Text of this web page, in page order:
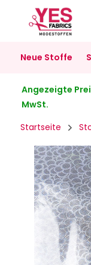
Neue Stoffe
Angezeigte
MwSt.
Startseite